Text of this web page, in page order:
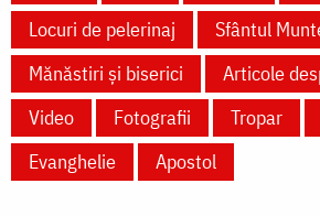
Locuri de pelerinaj
Sfântul
Mănăstiri și biserici
Articole
Video
Fotografii Tropar
Evanghelie
Apostol